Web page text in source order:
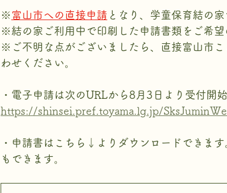
※ 富山市への直接申請 となり、学童保育結の
※結の家ご利用中で印刷した申請書類をご希望
※ご不明な点がございましたら、直接富山市
わせください。
・電子申請は次のURLから8月3日より受付開
https://shinsei.pref.toyama.lg.jp/
・申請書はこちら↓よりダウンロードできま
もできます。